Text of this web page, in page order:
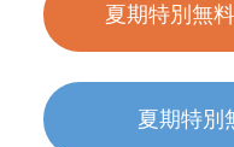
夏期特別無
夏期特別